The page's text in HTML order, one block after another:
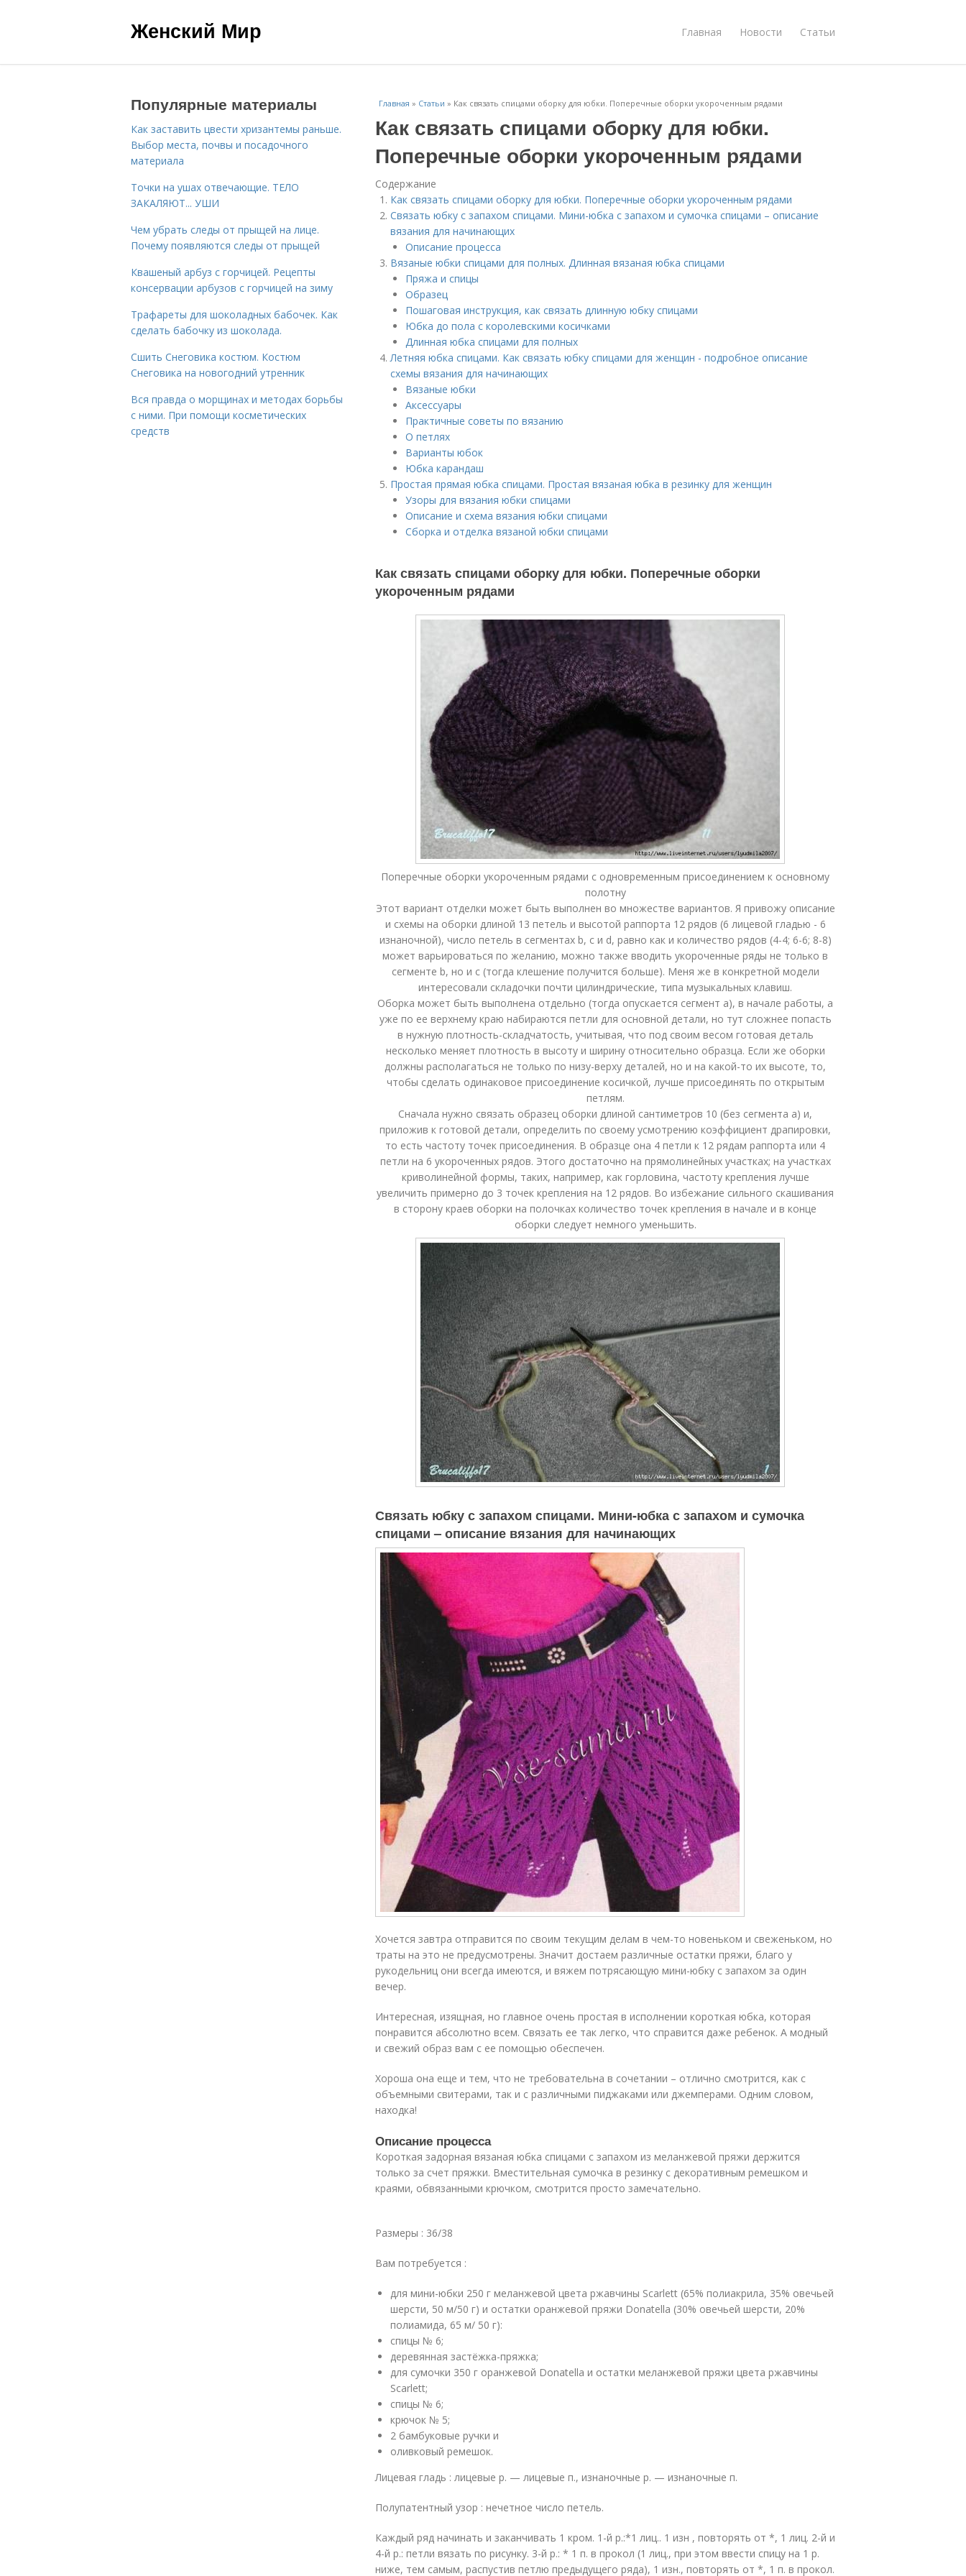
Женский Мир Главная Новости Статьи
Главная » Статьи » Как связать спицами оборку для юбки. Поперечные оборки укороченным рядами
Как связать спицами оборку для юбки.
Поперечные оборки укороченным рядами
Содержание
Как связать спицами оборку для юбки. Поперечные оборки укороченным рядами
Связать юбку с запахом спицами. Мини-юбка с запахом и сумочка спицами – описание
вязания для начинающих
Описание процесса
Вязаные юбки спицами для полных. Длинная вязаная юбка спицами
Пряжа и спицы
Образец
Пошаговая инструкция, как связать длинную юбку спицами
Юбка до пола с королевскими косичками
Длинная юбка спицами для полных
Летняя юбка спицами. Как связать юбку спицами для женщин - подробное описание
схемы вязания для начинающих
Вязаные юбки
Аксессуары
Практичные советы по вязанию
О петлях
Варианты юбок
Юбка карандаш
Простая прямая юбка спицами. Простая вязаная юбка в резинку для женщин
Узоры для вязания юбки спицами
Описание и схема вязания юбки спицами
Сборка и отделка вязаной юбки спицами
Как связать спицами оборку для юбки. Поперечные оборки
укороченным рядами
Поперечные оборки укороченным рядами с одновременным присоединением к основному
полотну
Этот вариант отделки может быть выполнен во множестве вариантов. Я привожу описание
и схемы на оборки длиной 13 петель и высотой раппорта 12 рядов (6 лицевой гладью - 6
изнаночной), число петель в сегментах b, c и d, равно как и количество рядов (4-4; 6-6; 8-8)
может варьироваться по желанию, можно также вводить укороченные ряды не только в
сегменте b, но и c (тогда клешение получится больше). Меня же в конкретной модели
интересовали складочки почти цилиндрические, типа музыкальных клавиш.
Оборка может быть выполнена отдельно (тогда опускается сегмент а), в начале работы, а
уже по ее верхнему краю набираются петли для основной детали, но тут сложнее попасть
в нужную плотность-складчатость, учитывая, что под своим весом готовая деталь
несколько меняет плотность в высоту и ширину относительно образца. Если же оборки
должны располагаться не только по низу-верху деталей, но и на какой-то их высоте, то,
чтобы сделать одинаковое присоединение косичкой, лучше присоединять по открытым
петлям.
Сначала нужно связать образец оборки длиной сантиметров 10 (без сегмента а) и,
приложив к готовой детали, определить по своему усмотрению коэффициент драпировки,
то есть частоту точек присоединения. В образце она 4 петли к 12 рядам раппорта или 4
петли на 6 укороченных рядов. Этого достаточно на прямолинейных участках; на участках
криволинейной формы, таких, например, как горловина, частоту крепления лучше
увеличить примерно до 3 точек крепления на 12 рядов. Во избежание сильного скашивания
в сторону краев оборки на полочках количество точек крепления в начале и в конце
оборки следует немного уменьшить.
Связать юбку с запахом спицами. Мини-юбка с запахом и сумочка
спицами – описание вязания для начинающих
Хочется завтра отправится по своим текущим делам в чем-то новеньком и свеженьком, но
траты на это не предусмотрены. Значит достаем различные остатки пряжи, благо у
рукодельниц они всегда имеются, и вяжем потрясающую мини-юбку с запахом за один
вечер.
Интересная, изящная, но главное очень простая в исполнении короткая юбка, которая
понравится абсолютно всем. Связать ее так легко, что справится даже ребенок. А модный
и свежий образ вам с ее помощью обеспечен.
Хороша она еще и тем, что не требовательна в сочетании – отлично смотрится, как с
объемными свитерами, так и с различными пиджаками или джемперами. Одним словом,
находка!
Описание процесса
Короткая задорная вязаная юбка спицами с запахом из меланжевой пряжи держится
только за счет пряжки. Вместительная сумочка в резинку с декоративным ремешком и
краями, обвязанными крючком, смотрится просто замечательно.
Размеры : 36/38
Вам потребуется :
для мини-юбки 250 г меланжевой цвета ржавчины Scarlett (65% полиакрила, 35% овечьей
шерсти, 50 м/50 г) и остатки оранжевой пряжи Donatella (30% овечьей шерсти, 20%
полиамида, 65 м/ 50 г):
спицы № 6;
деревянная застёжка-пряжка;
для сумочки 350 г оранжевой Donatella и остатки меланжевой пряжи цвета ржавчины
Scarlett;
спицы № 6;
крючок № 5;
2 бамбуковые ручки и
оливковый ремешок.
Лицевая гладь : лицевые р. — лицевые п., изнаночные р. — изнаночные п.
Полупатентный узор : нечетное число петель.
Каждый ряд начинать и заканчивать 1 кром. 1-й р.:*1 лиц.. 1 изн , повторять от *, 1 лиц. 2-й и
4-й р.: петли вязать по рисунку. 3-й р.: * 1 п. в прокол (1 лиц., при этом ввести спицу на 1 р.
ниже, тем самым, распустив петлю предыдущего ряда), 1 изн., повторять от *, 1 п. в прокол.
Популярные материалы
Как заставить цвести хризантемы раньше.
Выбор места, почвы и посадочного
материала
Точки на ушах отвечающие. ТЕЛО
ЗАКАЛЯЮТ... УШИ
Чем убрать следы от прыщей на лице.
Почему появляются следы от прыщей
Квашеный арбуз с горчицей. Рецепты
консервации арбузов с горчицей на зиму
Трафареты для шоколадных бабочек. Как
сделать бабочку из шоколада.
Сшить Снеговика костюм. Костюм
Снеговика на новогодний утренник
Вся правда о морщинах и методах борьбы
с ними. При помощи косметических
средств